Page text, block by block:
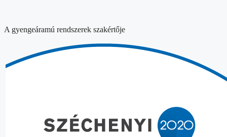
A gyengeáramú rendszerek szakértője